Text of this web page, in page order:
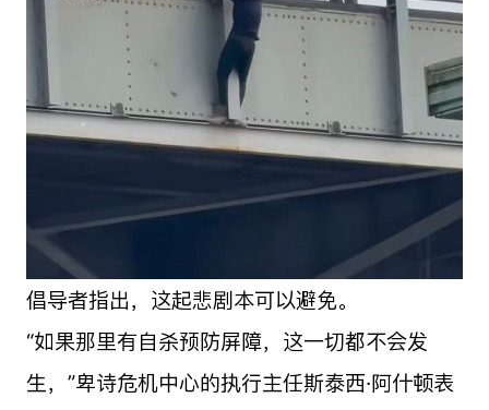
倡导者指出，这起悲剧本可以避免。
“如果那里有自杀预防屏障，这一切都不会发
生，”卑诗危机中心的执行主任斯泰西·阿什顿表